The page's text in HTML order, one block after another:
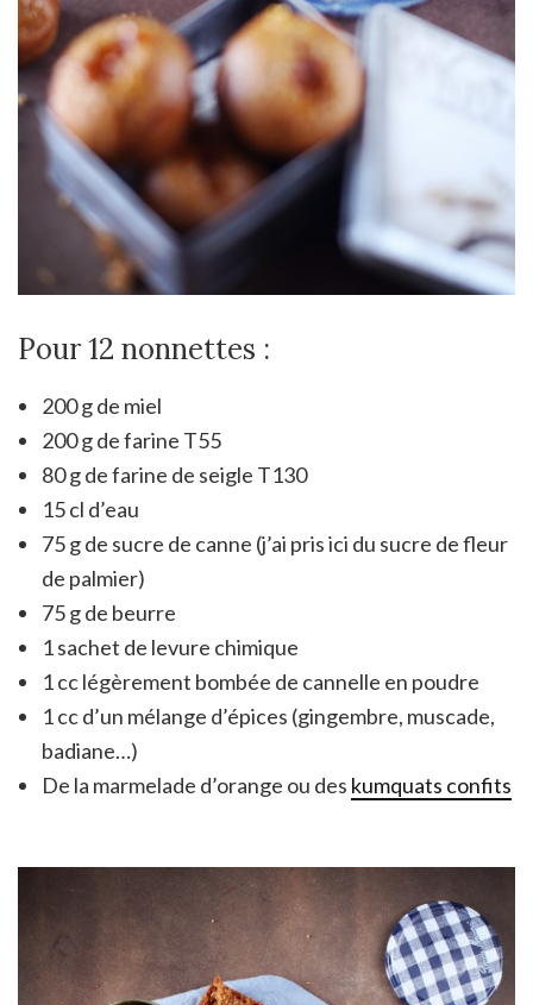
Pour 12 nonnettes :
200 g de miel
200 g de farine T55
80 g de farine de seigle T130
15 cl d’eau
75 g de sucre de canne (j’ai pris ici du sucre de fleur
de palmier)
75 g de beurre
1 sachet de levure chimique
1 cc légèrement bombée de cannelle en poudre
1 cc d’un mélange d’épices (gingembre, muscade,
badiane…)
De la marmelade d’orange ou des kumquats confits